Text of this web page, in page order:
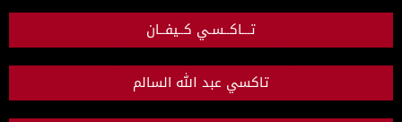
تـــاكــسـي كــيفــان
تاكسي عبد الله السالم